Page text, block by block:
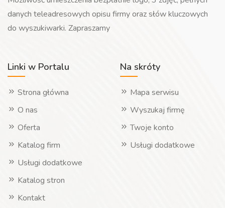
danych teleadresowych opisu firmy oraz słów kluczowych
do wyszukiwarki. Zapraszamy
Linki w Portalu
Strona główna
O nas
Oferta
Katalog firm
Usługi dodatkowe
Katalog stron
Kontakt
Na skróty
Mapa serwisu
Wyszukaj firmę
Twoje konto
Usługi dodatkowe